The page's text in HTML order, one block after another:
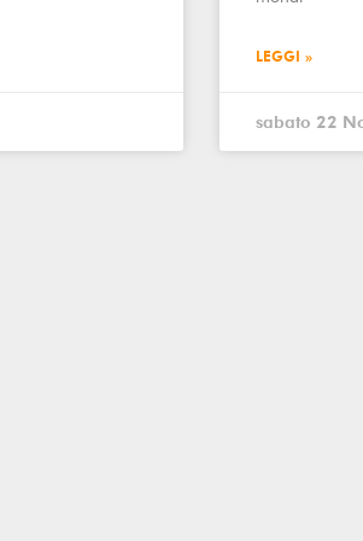
LEGGI »
sabato 22